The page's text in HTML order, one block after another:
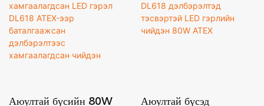
Аюултай бүсийн 80W Аюултай бүсэд